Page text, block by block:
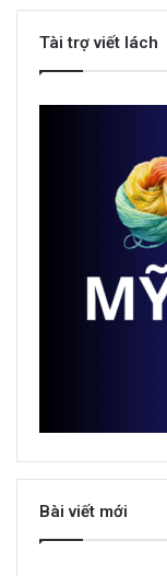
Tài trợ viết lách
Bài viết mới